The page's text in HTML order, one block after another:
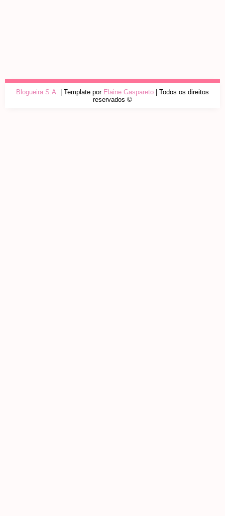
Blogueira S.A. | Template por Elaine Gaspareto | Todos os direitos
reservados ©